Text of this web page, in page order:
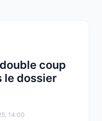
coup
le dossier
14:00